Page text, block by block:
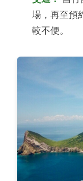
場，再至預
較不便。